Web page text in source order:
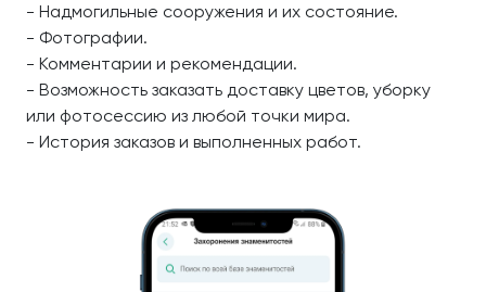
- Надмогильные сооружения и их состояние.
- Фотографии.
- Комментарии и рекомендации.
- Возможность заказать доставку цветов, уборку
или фотосессию из любой точки мира.
- История заказов и выполненных работ.